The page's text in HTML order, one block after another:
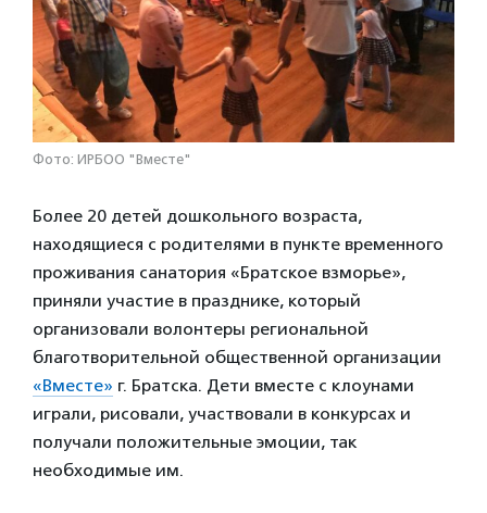
Фото: ИРБОО "Вместе"
Более 20 детей дошкольного возраста,
находящиеся с родителями в пункте временного
проживания санатория «Братское взморье»,
приняли участие в празднике, который
организовали волонтеры региональной
благотворительной общественной организации
«Вместе» г. Братска. Дети вместе с клоунами
играли, рисовали, участвовали в конкурсах и
получали положительные эмоции, так
необходимые им.